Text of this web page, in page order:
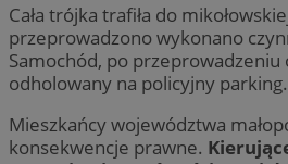
Cała trójka trafiła do
przeprowadzono wykonano
Samochód, po przeprowadzeniu
odholowany na policyjny parking.
Mieszkańcy województwa
konsekwencje prawne.